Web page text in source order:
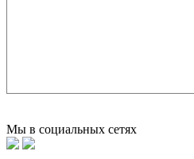
Мы в социальных сетях